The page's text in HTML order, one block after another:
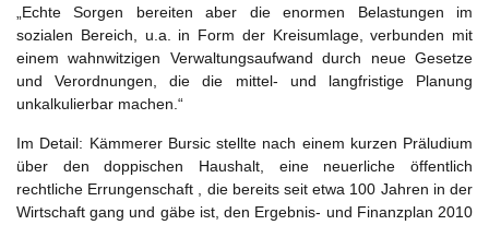
„Echte Sorgen bereiten aber die enormen Belastungen im
sozialen Bereich, u.a. in Form der Kreisumlage, verbunden mit
einem wahnwitzigen Verwaltungsaufwand durch neue Gesetze
und Verordnungen, die die mittel- und langfristige Planung
unkalkulierbar machen.“
Im Detail: Kämmerer Bursic stellte nach einem kurzen Präludium
über den doppischen Haushalt, eine neuerliche öffentlich
rechtliche Errungenschaft , die bereits seit etwa 100 Jahren in der
Wirtschaft gang und gäbe ist, den Ergebnis- und Finanzplan 2010